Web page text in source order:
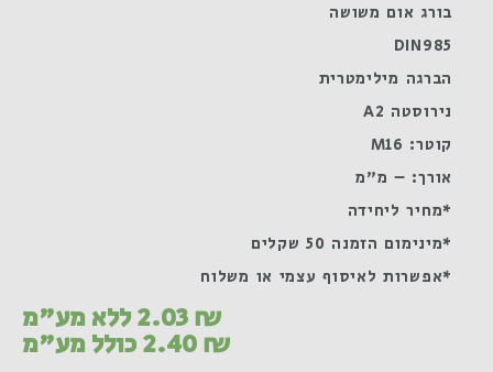
בורג אום משושה
DIN985
הברגה מילימטרית
נירוסטה A2
קוטר: M16
אורך: – מ"מ
*מחיר ליחידה
*מינימום הזמנה 50 שקלים
*אפשרות לאיסוף עצמי או משלוח
2.03₪ ללא מע"מ
2.40₪ כולל מע"מ